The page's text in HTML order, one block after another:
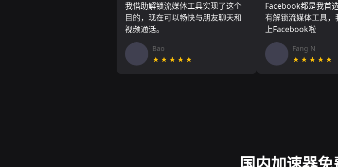
我借助解锁流媒体工具实现了这个
目的，现在可以畅快与朋友聊天和
视频通话。
Bao
★★★★★
Facebook都是我首
有解锁流媒体工具，
上Facebook啦
Fang N
★★★★★